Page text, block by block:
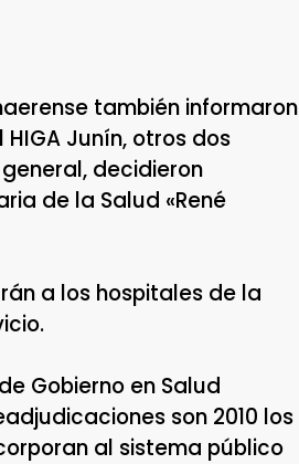
también informaron
Junín, otros dos
decidieron
de la Salud «René
a los hospitales de la
Gobierno en Salud
son 2010 los
al sistema público